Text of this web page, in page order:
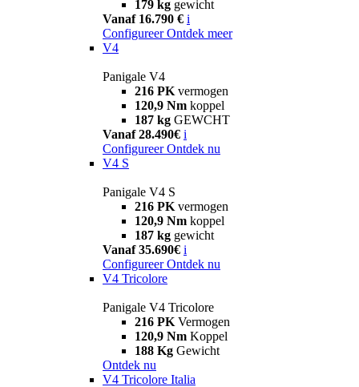
179 kg gewicht
Vanaf 16.790 € i
Configureer Ontdek meer
V4
Panigale V4
216 PK vermogen
120,9 Nm koppel
187 kg GEWCHT
Vanaf 28.490€ i
Configureer Ontdek nu
V4 S
Panigale V4 S
216 PK vermogen
120,9 Nm koppel
187 kg gewicht
Vanaf 35.690€ i
Configureer Ontdek nu
V4 Tricolore
Panigale V4 Tricolore
216 PK Vermogen
120,9 Nm Koppel
188 Kg Gewicht
Ontdek nu
V4 Tricolore Italia